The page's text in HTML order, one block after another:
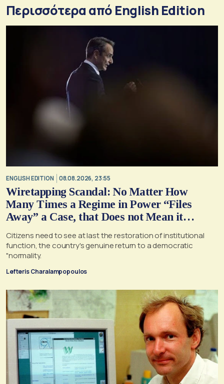
Περισσότερα από English Edition
ENGLISH EDITION 08.08.2026, 23:55
Wiretapping Scandal: No Matter How
Many Times a Regime in Power “Files
Away” a Case, that Does not Mean it
Citizens need to see at last the restoration of institutional
function, the country's genuine return to a democratic
"normality.
Lefteris Charalampopoulos